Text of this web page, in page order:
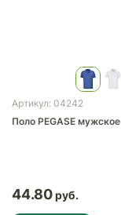
Артикул: 04242
Поло PEGASE мужское
44.80